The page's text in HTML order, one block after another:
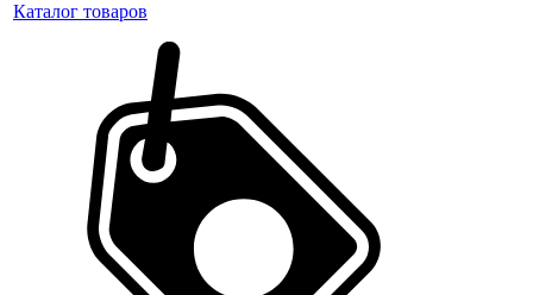
Каталог товаров